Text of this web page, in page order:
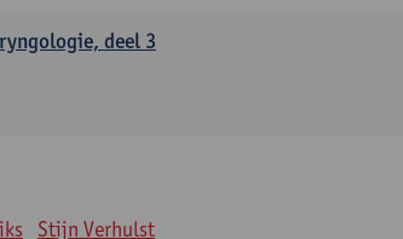
deel 3
Stijn Verhulst